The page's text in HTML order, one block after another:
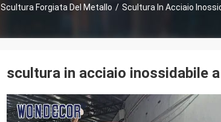
Scultura Forgiata Del Metallo / Scultura In Acciaio
scultura in acciaio inossidabile